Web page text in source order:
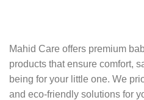
Mahid Care offers premium
products that ensure comfort,
being for your little one. We
and eco-friendly solutions for